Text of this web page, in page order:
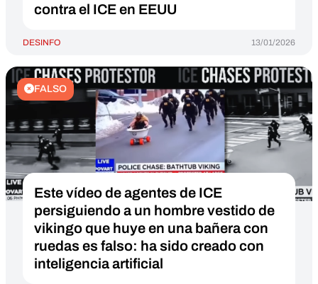
contra el ICE en EEUU
DESINFO 13/01/2026
FALSO
Este vídeo de agentes de ICE
persiguiendo a un hombre vestido de
vikingo que huye en una bañera con
ruedas es falso: ha sido creado con
inteligencia artificial